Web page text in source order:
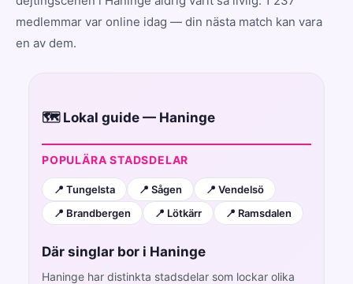
medlemmar var online idag — din nästa match kan vara
en av dem.
🗺️ Lokal guide — Haninge
POPULÄRA STADSDELAR
📍 Tungelsta 📍 Sågen
📍 Vendelsö
📍 Brandbergen
📍 Lötkärr 📍 Ramsdalen
Där singlar bor i Haninge
Haninge har distinkta stadsdelar som lockar olika